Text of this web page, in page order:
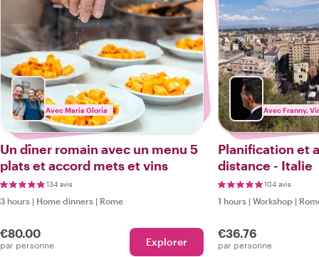
Avec Maria Gloria
Un dîner romain avec un menu 5
plats et accord mets et vins
134 avis
3 hours | Home dinners | Rome
€80.00
par personne Explorer
Avec Franny,
Planification et
distance - Italie
104 avis
1 hours | Workshop |
€36.76
par personne